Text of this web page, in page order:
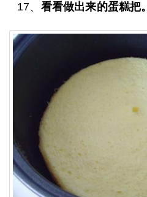
17、 看看做出来的蛋糕把。